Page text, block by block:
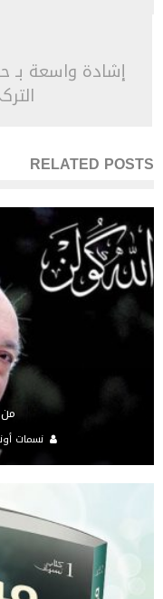
إشادة واسعة بـ
RELATED POSTS
نسمات